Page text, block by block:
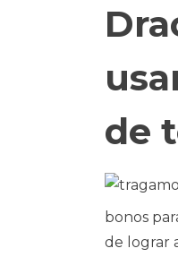
de
bonos
de lograr